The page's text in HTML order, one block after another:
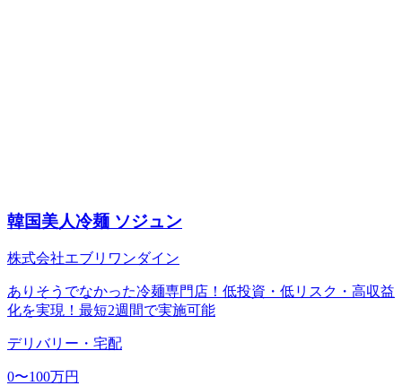
韓国美人冷麺 ソジュン
株式会社エブリワンダイン
ありそうでなかった冷麺専門店！低投資・低リスク・高収益
化を実現！最短2週間で実施可能
デリバリー・宅配
0〜100万円